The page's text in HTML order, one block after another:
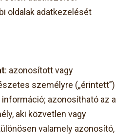
oldalak adatkezelését
: azonosított vagy
személyre („érintett”)
azonosítható az a
aki közvetlen vagy
valamely azonosító,